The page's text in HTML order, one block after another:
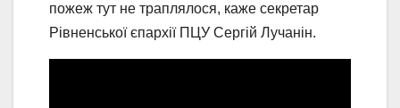
пожеж тут не траплялося, каже секретар
Рівненської єпархії ПЦУ Сергій Лучанін.